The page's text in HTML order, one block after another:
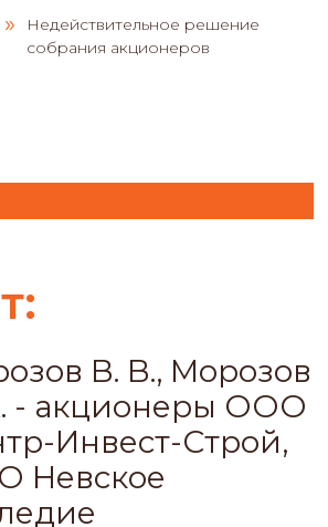
АО
Г. А. просил
решение
собрания акционеров
дня которого по
вопрос об
Фактически акционер
В. В., Морозов
ООО